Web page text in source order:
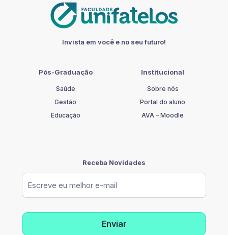
Invista em você e no seu futuro!
Pós-Graduação
Saúde
Gestão
Educação
Institucional
Sobre nós
Portal do aluno
AVA – Moodle
Receba Novidades